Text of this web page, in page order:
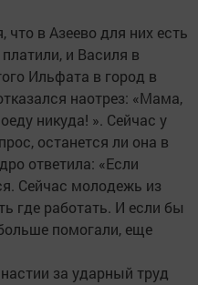
в Азеево для них есть
и Василя в
Ильфата в город в
наотрез: «Мама,
никуда! ». Сейчас у
останется ли она в
ответила: «Если
Сейчас молодежь из
где работать. И если бы
помогали, еще
за ударный труд